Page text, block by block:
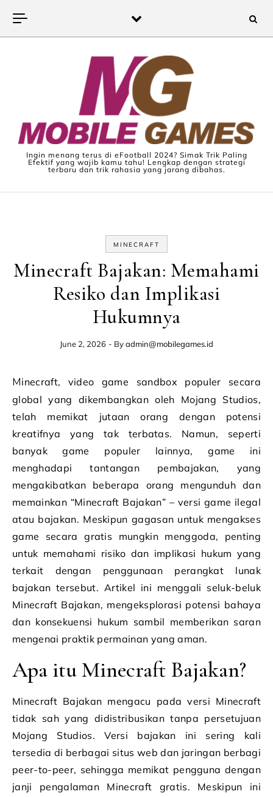
Ingin menang terus di eFootball 2024? Simak Trik Paling
Efektif yang wajib kamu tahu! Lengkap dengan strategi
terbaru dan trik rahasia yang jarang dibahas.
MINECRAFT
Minecraft Bajakan: Memahami
Resiko dan Implikasi
Hukumnya
June 2, 2026 - Byadmin@mobilegames.id
Minecraft, video game sandbox populer secara
global yang dikembangkan oleh Mojang Studios,
telah memikat jutaan orang dengan potensi
kreatifnya yang tak terbatas. Namun, seperti
banyak game populer lainnya, game ini
menghadapi tantangan pembajakan, yang
mengakibatkan beberapa orang mengunduh dan
memainkan “Minecraft Bajakan” – versi game ilegal
atau bajakan. Meskipun gagasan untuk mengakses
game secara gratis mungkin menggoda, penting
untuk memahami risiko dan implikasi hukum yang
terkait dengan penggunaan perangkat lunak
bajakan tersebut. Artikel ini menggali seluk-beluk
Minecraft Bajakan, mengeksplorasi potensi bahaya
dan konsekuensi hukum sambil memberikan saran
mengenai praktik permainan yang aman.
Apa itu Minecraft Bajakan?
Minecraft Bajakan mengacu pada versi Minecraft
tidak sah yang didistribusikan tanpa persetujuan
Mojang Studios. Versi bajakan ini sering kali
tersedia di berbagai situs web dan jaringan berbagi
peer-to-peer, sehingga memikat pengguna dengan
janji pengalaman Minecraft gratis. Meskipun ini